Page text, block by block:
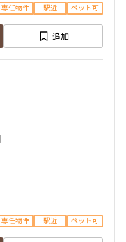
専任物件 駅近 ペット可
追加
専任物件 駅近 ペット可